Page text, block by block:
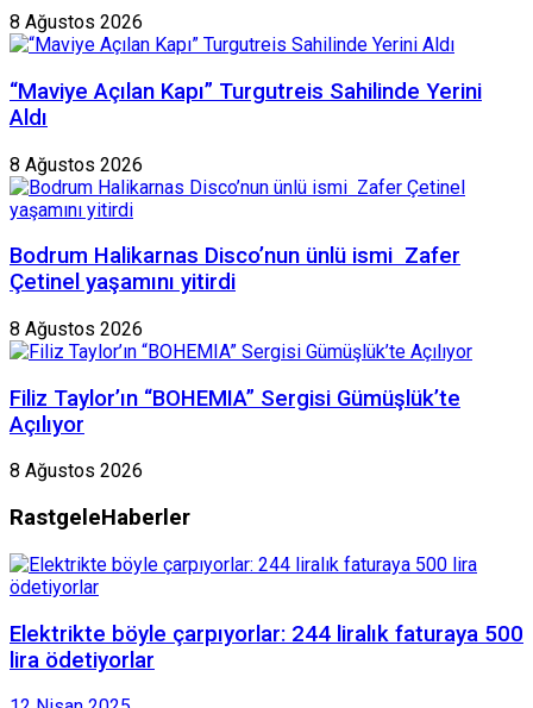
8 Ağustos 2026
“Maviye Açılan Kapı” Turgutreis Sahilinde Yerini
Aldı
8 Ağustos 2026
Bodrum Halikarnas Disco’nun ünlü ismi Zafer
Çetinel yaşamını yitirdi
8 Ağustos 2026
Filiz Taylor’ın “BOHEMIA” Sergisi Gümüşlük’te
Açılıyor
8 Ağustos 2026
RastgeleHaberler
Elektrikte böyle çarpıyorlar: 244 liralık faturaya 500
lira ödetiyorlar